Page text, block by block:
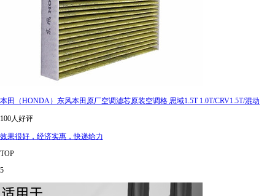
本田（HONDA）东风本田原厂空调滤芯原装空调格 思域1.5T 1.0T/CRV1.5T/混动
100人好评
效果很好，经济实惠，快递给力
TOP
5